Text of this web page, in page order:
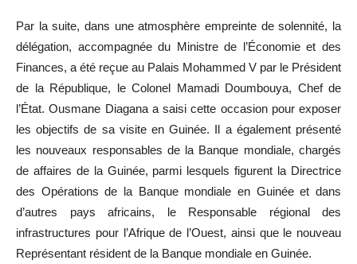
Par la suite, dans une atmosphère empreinte de solennité, la
délégation, accompagnée du Ministre de l’Économie et des
Finances, a été reçue au Palais Mohammed V par le Président
de la République, le Colonel Mamadi Doumbouya, Chef de
l’État. Ousmane Diagana a saisi cette occasion pour exposer
les objectifs de sa visite en Guinée. Il a également présenté
les nouveaux responsables de la Banque mondiale, chargés
de affaires de la Guinée, parmi lesquels figurent la Directrice
des Opérations de la Banque mondiale en Guinée et dans
d’autres pays africains, le Responsable régional des
infrastructures pour l’Afrique de l’Ouest, ainsi que le nouveau
Représentant résident de la Banque mondiale en Guinée.